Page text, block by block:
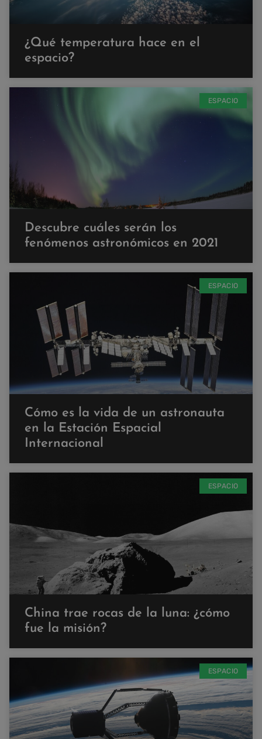
¿Qué temperatura hace en el
espacio?
ESPACIO
Descubre cuáles serán los
fenómenos astronómicos en 2021
ESPACIO
Cómo es la vida de un astronauta
en la Estación Espacial
Internacional
ESPACIO
China trae rocas de la luna: ¿cómo
fue la misión?
ESPACIO